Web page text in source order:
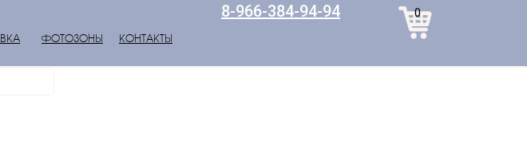
8-966-384-94-94 0
КОНТАКТЫ
ФОТОЗОНЫ